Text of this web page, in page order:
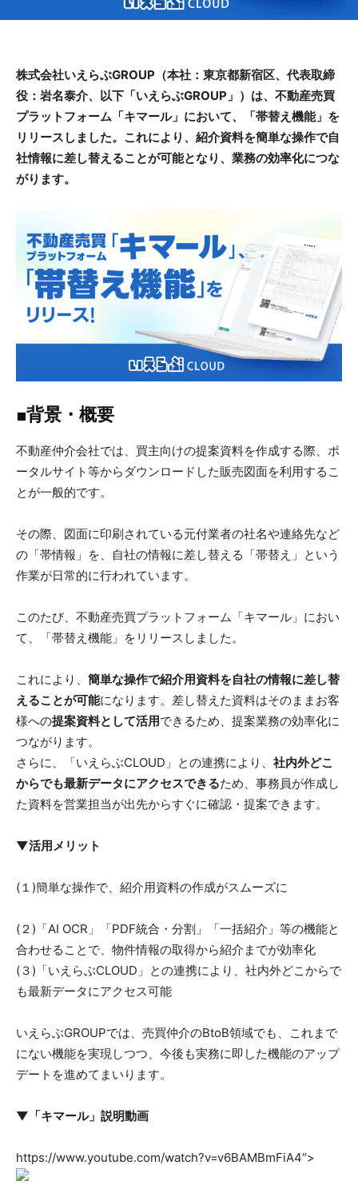
株式会社いえらぶGROUP（本社：東京都新宿区、代表取締
役：岩名泰介、以下「いえらぶGROUP」）は、不動産売買
プラットフォーム「キマール」において、「帯替え機能」を
リリースしました。これにより、紹介資料を簡単な操作で自
社情報に差し替えることが可能となり、業務の効率化につな
がります。
■背景・概要
不動産仲介会社では、買主向けの提案資料を作成する際、ポ
ータルサイト等からダウンロードした販売図面を利用するこ
とが一般的です。
その際、図面に印刷されている元付業者の社名や連絡先など
の「帯情報」を、自社の情報に差し替える「帯替え」という
作業が日常的に行われています。
このたび、不動産売買プラットフォーム「キマール」におい
て、「帯替え機能」をリリースしました。
これにより、 簡単な操作で紹介用資料を自社の情報に差し替
えることが可能になります。差し替えた資料はそのままお客
様への提案資料として活用できるため、提案業務の効率化に
つながります。
さらに、「いえらぶCLOUD」との連携により、 社内外どこ
からでも最新データにアクセスできるため、事務員が作成し
た資料を営業担当が出先からすぐに確認・提案できます。
▼活用メリット
(１)簡単な操作で、紹介用資料の作成がスムーズに
(２)「AI OCR」「PDF統合・分割」「一括紹介」等の機能と
合わせることで、物件情報の取得から紹介までが効率化
(３)「いえらぶCLOUD」との連携により、社内外どこからで
も最新データにアクセス可能
いえらぶGROUPでは、売買仲介のBtoB領域でも、これまで
にない機能を実現しつつ、今後も実務に即した機能のアップ
デートを進めてまいります。
▼「キマール」説明動画
https://www.youtube.com/watch?v=v6BAMBmFiA4“>